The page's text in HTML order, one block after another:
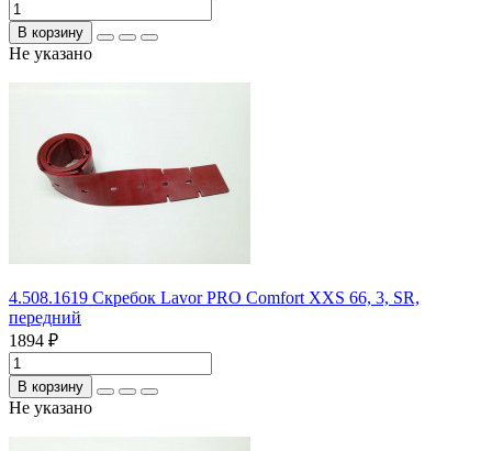
В корзину
Не указано
4.508.1619 Скребок Lavor PRO Comfort XXS 66, 3, SR,
передний
1894 ₽
В корзину
Не указано